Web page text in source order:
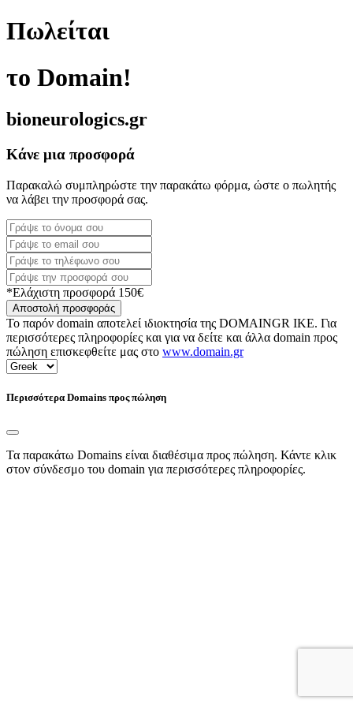
Πωλείται
το Domain!
bioneurologics.gr
Κάνε μια προσφορά
Παρακαλώ συμπληρώστε την παρακάτω φόρμα, ώστε ο πωλητής
να λάβει την προσφορά σας.
*Ελάχιστη προσφορά 150€
Αποστολή προσφοράς
Το παρόν domain αποτελεί ιδιοκτησία της DOMAINGR ΙΚΕ. Για
περισσότερες πληροφορίες και για να δείτε και άλλα domain προς
πώληση επισκεφθείτε μας στο www.domain.gr
Περισσότερα Domains προς πώληση
Τα παρακάτω Domains είναι διαθέσιμα προς πώληση. Κάντε κλικ
στον σύνδεσμο του domain για περισσότερες πληροφορίες.